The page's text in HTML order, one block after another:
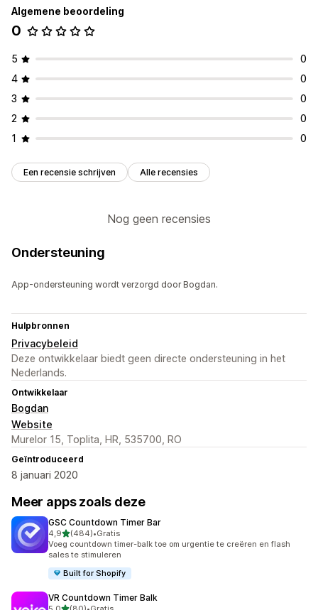
Algemene beoordeling
0
5
0
4
0
3
0
2
0
1
0
Een recensie schrijven Alle recensies
Nog geen recensies
Ondersteuning
App-ondersteuning wordt verzorgd door Bogdan.
Hulpbronnen
Privacybeleid
Deze ontwikkelaar biedt geen directe ondersteuning in het
Nederlands.
Ontwikkelaar
Bogdan
Website
Murelor 15, Toplita, HR, 535700, RO
Geïntroduceerd
8 januari 2020
Meer apps zoals deze
GSC Countdown Timer Bar
4,9van 5 sterren
(484)
484 recensies in totaal
•Gratis
Voeg countdown timer-balk toe om urgentie te creëren en flash
sales te stimuleren
Built for Shopify
VR Countdown Timer Balk